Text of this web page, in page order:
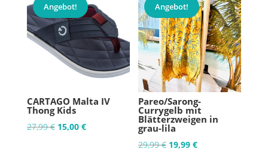
Angebot!
CARTAGO Malta IV
Thong Kids
27,99€ Ursprünglicher
15,00 €Aktueller
Angebot!
Pareo/Sarong-
Currygelb mit
Blätterzweigen in
grau-lila
29,99€ Ursprünglicher
19,99€Aktueller